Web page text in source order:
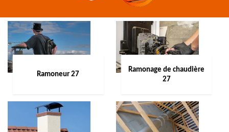
Ramoneur 27
Ramonage de chaudière
27